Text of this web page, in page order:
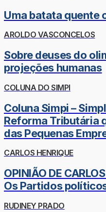
Uma batata quente
AROLDO VASCONCELOS
Sobre deuses do
projeções humanas
COLUNA DO SIMPI
Coluna Simpi –
Reforma Tributária
das Pequenas
CARLOS HENRIQUE
OPINIÃO DE
Os Partidos
RUDINEY PRADO